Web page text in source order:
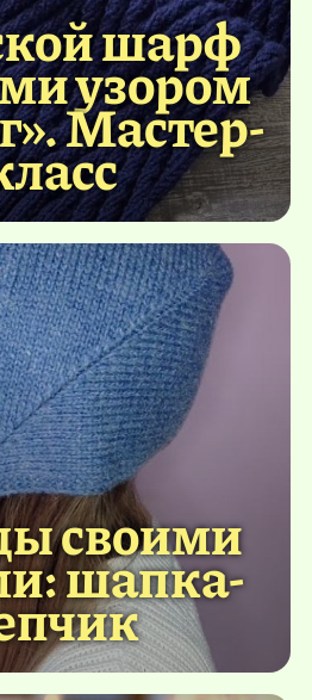
шарф
узором
Мастер-
своими
шапка-